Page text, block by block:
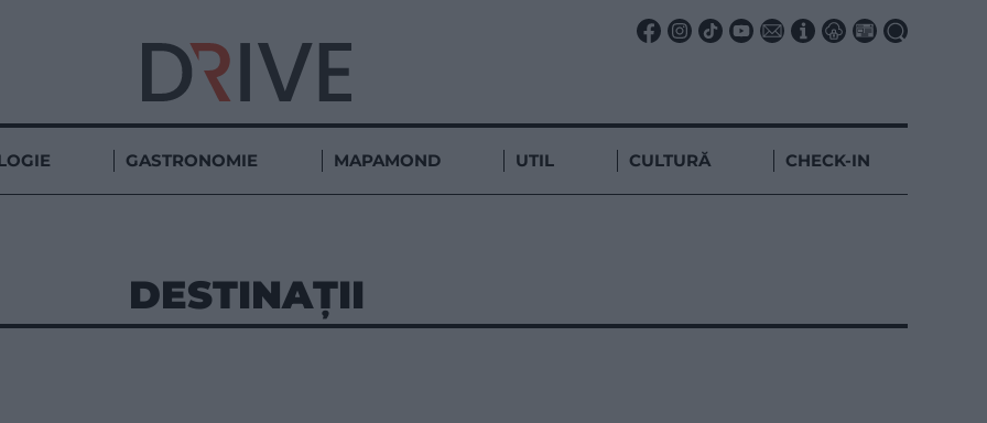
GASTRONOMIE MAPAMOND UTIL CULTURĂ CHECK-IN
DESTINAȚII